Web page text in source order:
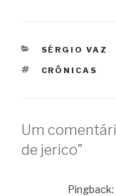
CATEGORIAS
SÉRGIO VAZ
TAGS
CRÔNICAS
Um
de jerico”
Pingback: